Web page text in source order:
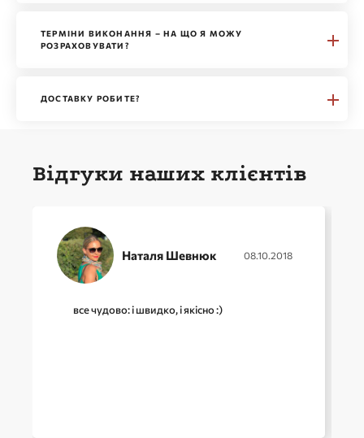
ТЕРМІНИ ВИКОНАННЯ – НА ЩО Я МОЖУ
РОЗРАХОВУВАТИ?
ДОСТАВКУ РОБИТЕ?
Відгуки наших клієнтів
Наталя Шевнюк 08.10.2018
все чудово: і швидко, і якісно :)